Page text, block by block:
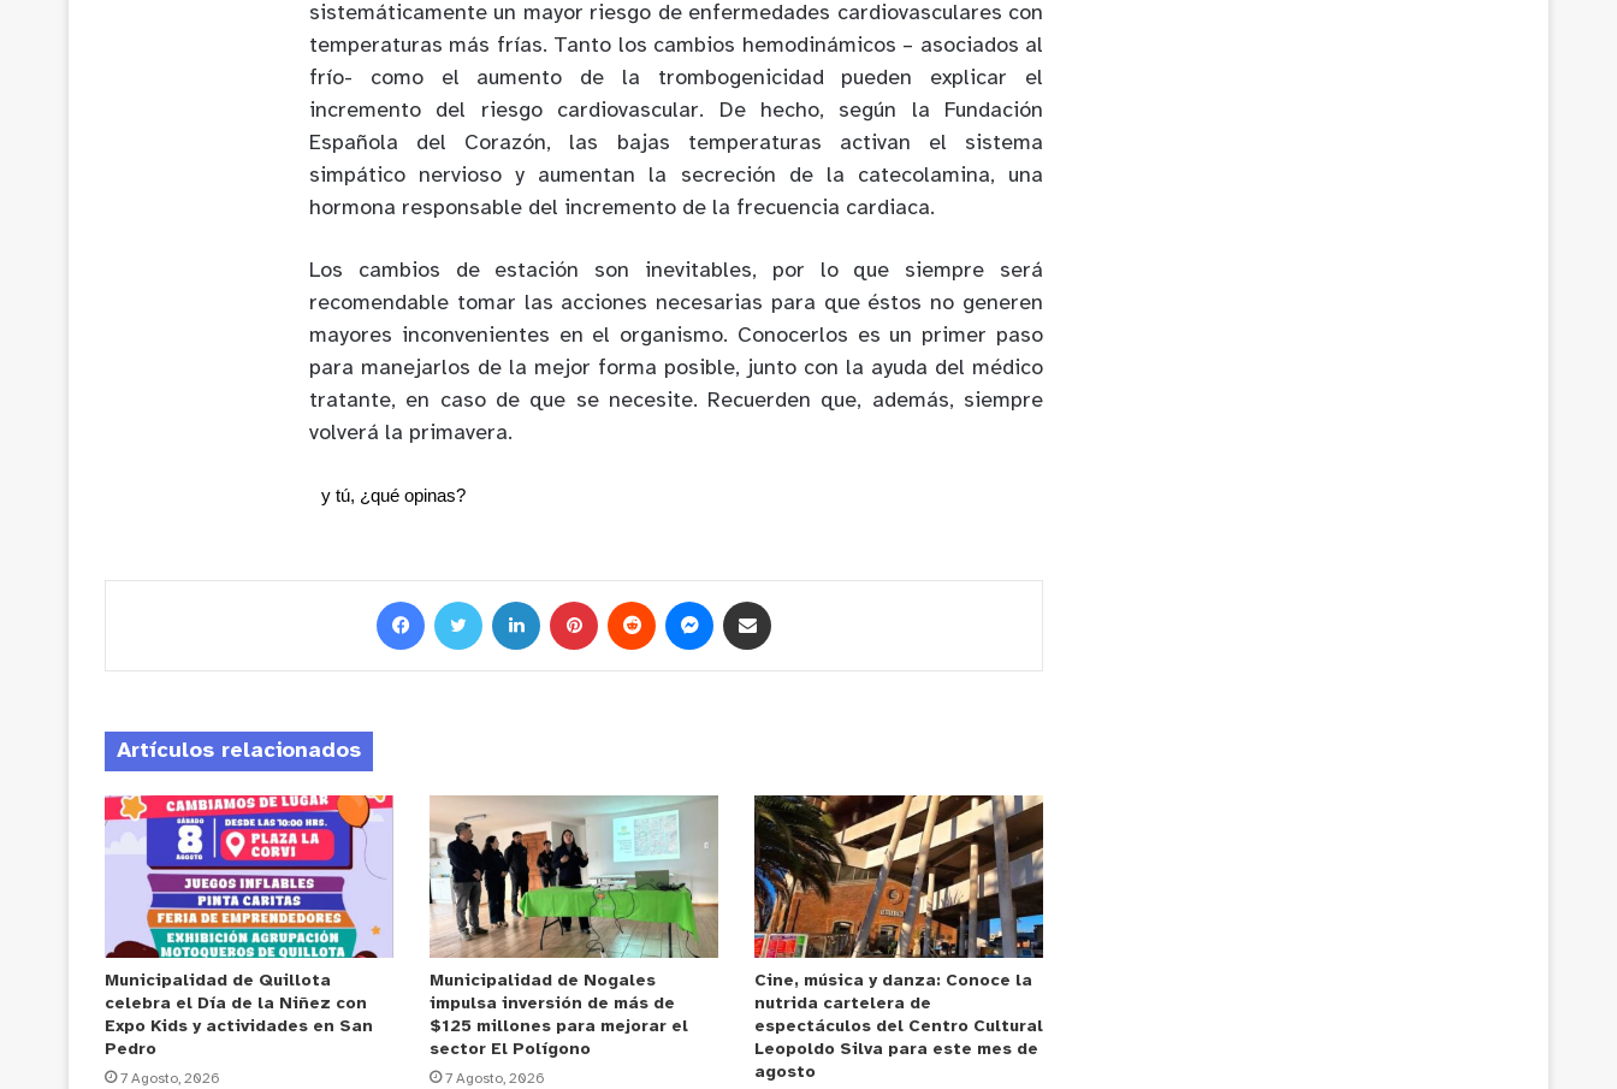
sistemáticamente un mayor riesgo de enfermedades cardiovasculares con
temperaturas más frías. Tanto los cambios hemodinámicos – asociados al
frío- como el aumento de la trombogenicidad pueden explicar el
incremento del riesgo cardiovascular. De hecho, según la Fundación
Española del Corazón, las bajas temperaturas activan el sistema
simpático nervioso y aumentan la secreción de la catecolamina, una
hormona responsable del incremento de la frecuencia cardiaca.
Los cambios de estación son inevitables, por lo que siempre será
recomendable tomar las acciones necesarias para que éstos no generen
mayores inconvenientes en el organismo. Conocerlos es un primer paso
para manejarlos de la mejor forma posible, junto con la ayuda del médico
tratante, en caso de que se necesite. Recuerden que, además, siempre
volverá la primavera.
y tú, ¿qué opinas?
Artículos relacionados
Municipalidad de Quillota
celebra el Día de la Niñez con
Expo Kids y actividades en San
Pedro
7 Agosto, 2026
Municipalidad de Nogales
impulsa inversión de más de
$125 millones para mejorar el
sector El Polígono
7 Agosto, 2026
Cine, música y danza: Conoce la
nutrida cartelera de
espectáculos del Centro Cultural
Leopoldo Silva para este mes de
agosto